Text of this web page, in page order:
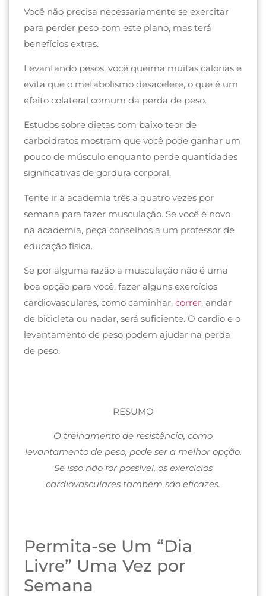
Você não precisa necessariamente se exercitar
para perder peso com este plano, mas terá
benefícios extras.
Levantando pesos, você queima muitas calorias e
evita que o metabolismo desacelere, o que é um
efeito colateral comum da perda de peso.
Estudos sobre dietas com baixo teor de
carboidratos mostram que você pode ganhar um
pouco de músculo enquanto perde quantidades
significativas de gordura corporal.
Tente ir à academia três a quatro vezes por
semana para fazer musculação. Se você é novo
na academia, peça conselhos a um professor de
educação física.
Se por alguma razão a musculação não é uma
boa opção para você, fazer alguns exercícios
cardiovasculares, como caminhar, correr, andar
de bicicleta ou nadar, será suficiente. O cardio e o
levantamento de peso podem ajudar na perda
de peso.
RESUMO
O treinamento de resistência, como
levantamento de peso, pode ser a melhor opção.
Se isso não for possível, os exercícios
cardiovasculares também são eficazes.
Permita-se Um “Dia
Livre” Uma Vez por
Semana